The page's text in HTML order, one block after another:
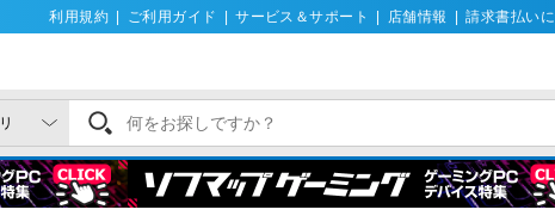
利用規約 ご利用ガイド サービス＆サポート 店舗情報 請求書払い